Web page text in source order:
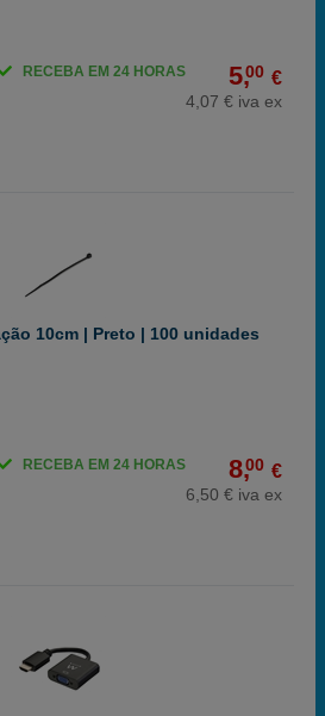
5,00 €
4,07 € iva ex
RECEBA EM 24 HORAS
10cm | Preto | 100 unidades
8,00 €
6,50 € iva ex
RECEBA EM 24 HORAS